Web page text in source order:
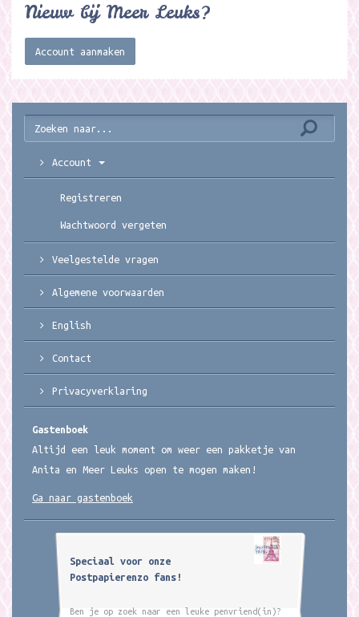
Nieuw bij Meer Leuks?
Account aanmaken
Account
Registreren
Wachtwoord vergeten
Veelgestelde vragen
Algemene voorwaarden
English
Contact
Privacyverklaring
Gastenboek
Altijd een leuk moment om weer een pakketje van
Anita en Meer Leuks open te mogen maken!
Ga naar gastenboek
Speciaal voor onze
Postpapierenzo fans!
Ben je op zoek naar een leuke penvriend(in)?